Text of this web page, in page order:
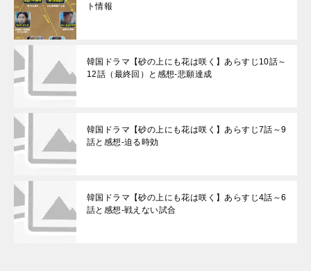
ト情報
韓国ドラマ【砂の上にも花は咲く】あらすじ10話～
12話（最終回）と感想-悲願達成
韓国ドラマ【砂の上にも花は咲く】あらすじ7話～9
話と感想-迫る時効
韓国ドラマ【砂の上にも花は咲く】あらすじ4話～6
話と感想-戦えない試合